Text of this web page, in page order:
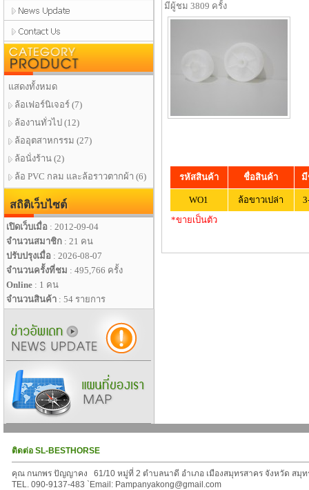
Product
แสดงทั้งหมด
ล้อเฟอร์นิเจอร์ (7)
ล้องานทั่วไป (12)
ล้ออุตสาหกรรม (27)
ล้อนั่งร้าน (2)
ล้อ PVC กลม และล้อราวตากผ้า (6)
สถิติเว็บไซต์
เปิดเว็บเมื่อ : 2012-09-04
จำนวนสมาชิก : 21 คน
ปรับปรุงเมื่อ : 2026-08-07
จำนวนครั้งที่ชม : 495,766 ครั้ง
Online : 1 คน
จำนวนสินค้า : 54 รายการ
มีผู้ชม 3809 ครั้ง
รหัสสินค้า ชื่อสินค้า มี
WO1 ล้อขาวเปล่า
*ขายเป็นตัว
ติดต่อ SL-BESTHORSE
คุณ กนกพร ปัญญาคง 61/10 หมู่ที่ 2 ตำบลนาดี อำเภอ เมืองสมุทรสาคร จังหวัด สมุท
TEL. 090-9137-483 `Email: Pampanyakong@gmail.com